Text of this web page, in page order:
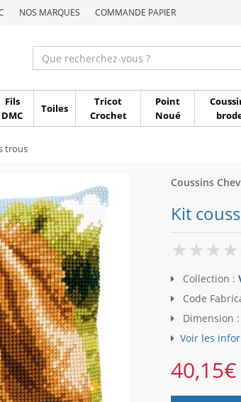
NOS MARQUES COMMANDE PAPIER
Fils
DMC
Toiles
Tricot
Crochet
Point
Noué
trous
Coussins
Kit
Collection :
Code
Dimension :
Voir les
40,15€